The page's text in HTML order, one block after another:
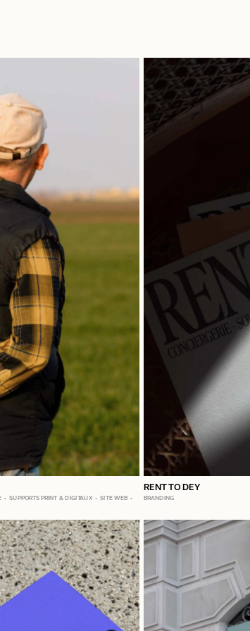
RENT TO DEY
BRANDING
•  SUPPORTS PRINT & DIGITAUX  •  SITE WEB  •